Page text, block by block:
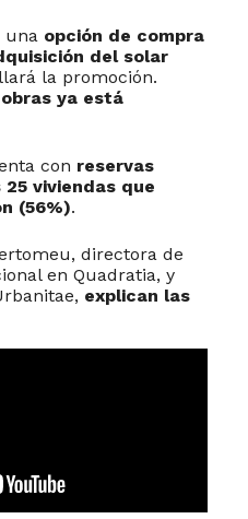
una opción de compra
del solar
la promoción.
ya está
con reservas
viviendas que
(56%).
directora de
en Quadratia, y
explican las